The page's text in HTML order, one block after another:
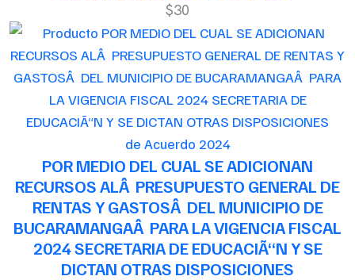
$30
de Acuerdo 2024
POR MEDIO DEL CUAL SE ADICIONAN
RECURSOS ALÂ PRESUPUESTO GENERAL DE
RENTAS Y GASTOSÂ DEL MUNICIPIO DE
BUCARAMANGAÂ PARA LA VIGENCIA FISCAL
2024 SECRETARIA DE EDUCACIÃ“N Y SE
DICTAN OTRAS DISPOSICIONES